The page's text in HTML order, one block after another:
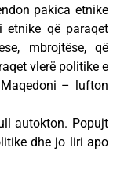
pakica etnike
etnike që paraqet
mbrojtëse, që
vlerë politike e
– lufton
autokton. Popujt
dhe jo liri apo